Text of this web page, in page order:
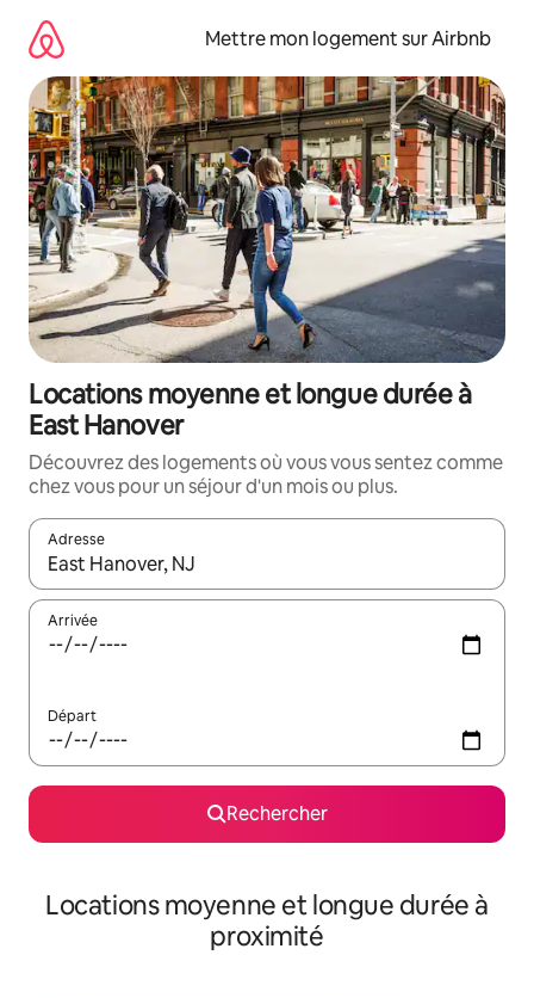
directement
contenu
Mettre mon logement sur Airbnb
Locations moyenne et longue durée à
East Hanover
Découvrez des logements où vous vous sentez comme
chez vous pour un séjour d'un mois ou plus.
Adresse
Lorsque les résultats s'affichent, utilisez les flèches vers le
Arrivée
Départ
Rechercher
Locations moyenne et longue durée à
proximité